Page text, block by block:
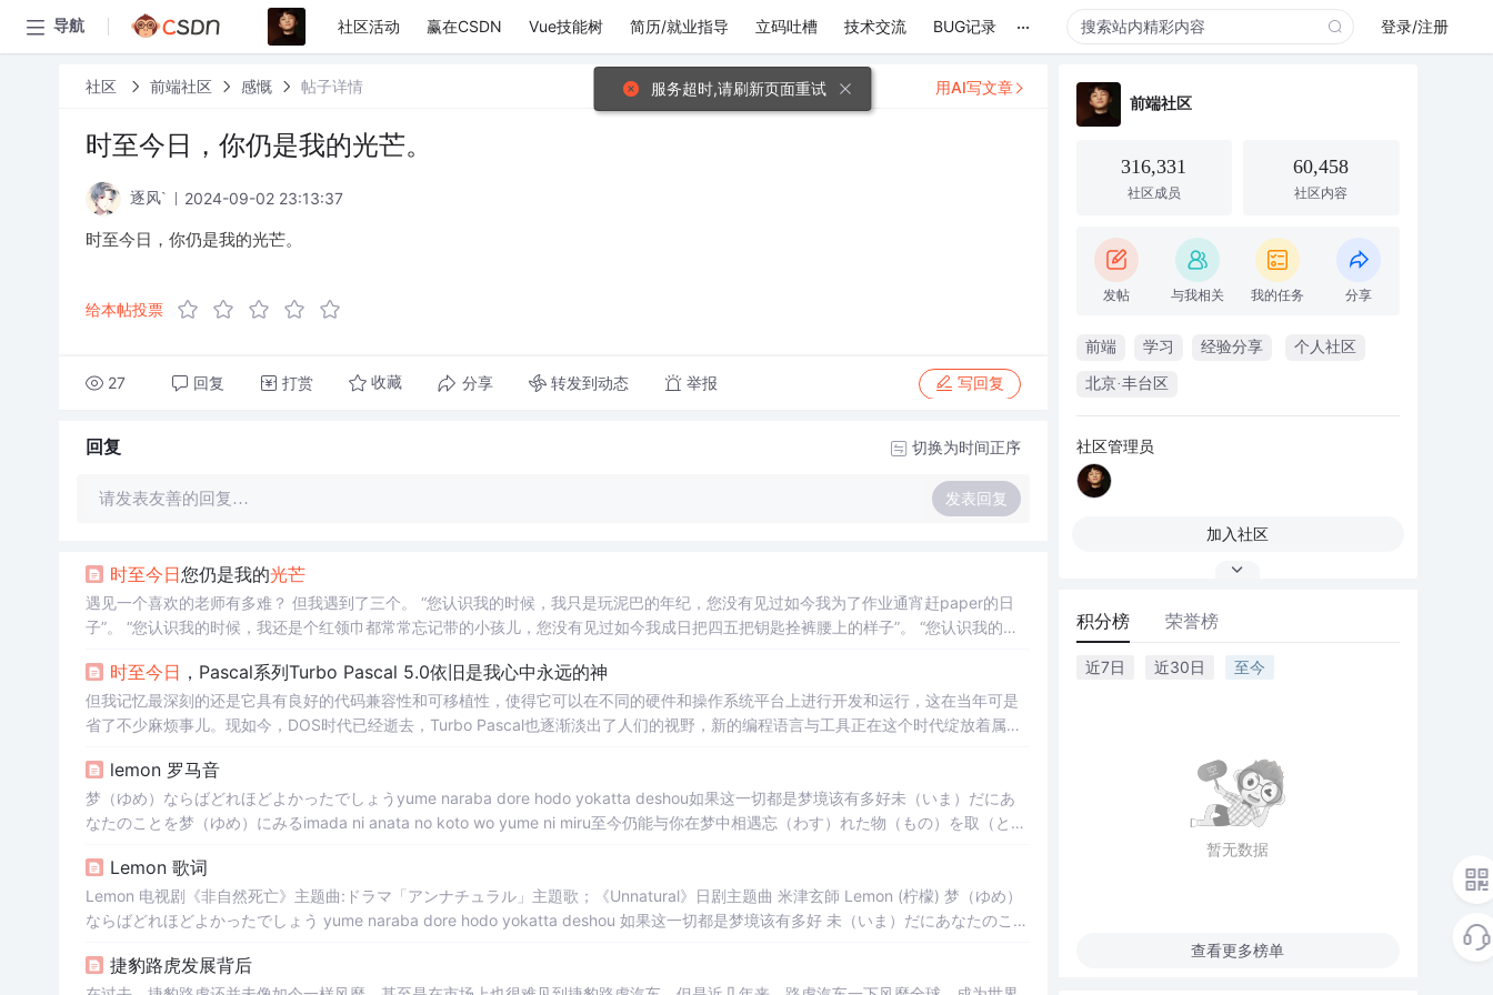
导航 社区活动 赢在CSDN Vue技能树 简历/就业指导 立码吐槽 技术交流 BUG记录 ... 登录/注册
社区 前端社区 感慨 帖子详情
时至今日，你仍是我的光芒。
逐风` 2024-09-02 23:13:37
时至今日，你仍是我的光芒。
给本帖投票
27 回复 打赏 收藏 分享 转发到动态 举报 写回复
用AI写文章
回复 切换为时间正序
请发表友善的回复… 发表回复
时至今日您仍是我的光芒
遇见一个喜欢的老师有多难？ 但我遇到了三个。 “您认识我的时候，我只是玩泥巴的年纪，您没有见过如今我为了作业通宵赶paper的日
子”。 “您认识我的时候，我还是个红领巾都常常忘记带的小孩儿，您没有见过如今我成日把四五把钥匙拴裤腰上的样子”。 “您认识我的时
时至今日 ，Pascal系列Turbo Pascal 5.0依旧是我心中永远的神
但我记忆最深刻的还是它具有良好的代码兼容性和可移植性，使得它可以在不同的硬件和操作系统平台上进行开发和运行，这在当年可是
省了不少麻烦事儿。现如今，DOS时代已经逝去，Turbo Pascal也逐渐淡出了人们的视野，新的编程语言与工具正在这个时代绽放着属于
年的Turbo Pascal具有快速的编译速度、友好的用户界面、强大的调试工具和优秀的文档支持等特点，
lemon 罗马音
梦（ゆめ）ならばどれほどよかったでしょうyume naraba dore hodo yokatta deshou如果这一切都是梦境该有多好未（いま）だにあ
なたのことを梦（ゆめ）にみるimada ni anata no koto wo yume ni miru至今仍能与你在梦中相遇忘（わす）れた物（もの）を取（と）
Lemon 歌词
Lemon 电视剧《非自然死亡》主题曲:ドラマ「アンナチュラル」主題歌；《Unnatural》日剧主题曲 米津玄師 Lemon (柠檬) 梦（ゆめ）
ならばどれほどよかったでしょう yume naraba dore hodo yokatta deshou 如果这一切都是梦境该有多好 未（いま）だにあなたのこと
（かえ）るように wasure...
捷豹路虎发展背后
前端社区
316,331
社区成员
60,458
社区内容
发帖 与我相关 我的任务 分享
前端 学习 经验分享 个人社区
北京·丰台区
社区管理员
加入社区
积分榜 荣誉榜
近7日 近30日 至今
暂无数据
查看更多榜单
服务超时,请刷新页面重试